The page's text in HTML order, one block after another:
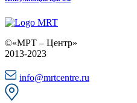
©«МРТ – Центр»
2013-2023
info@mrtcentre.ru